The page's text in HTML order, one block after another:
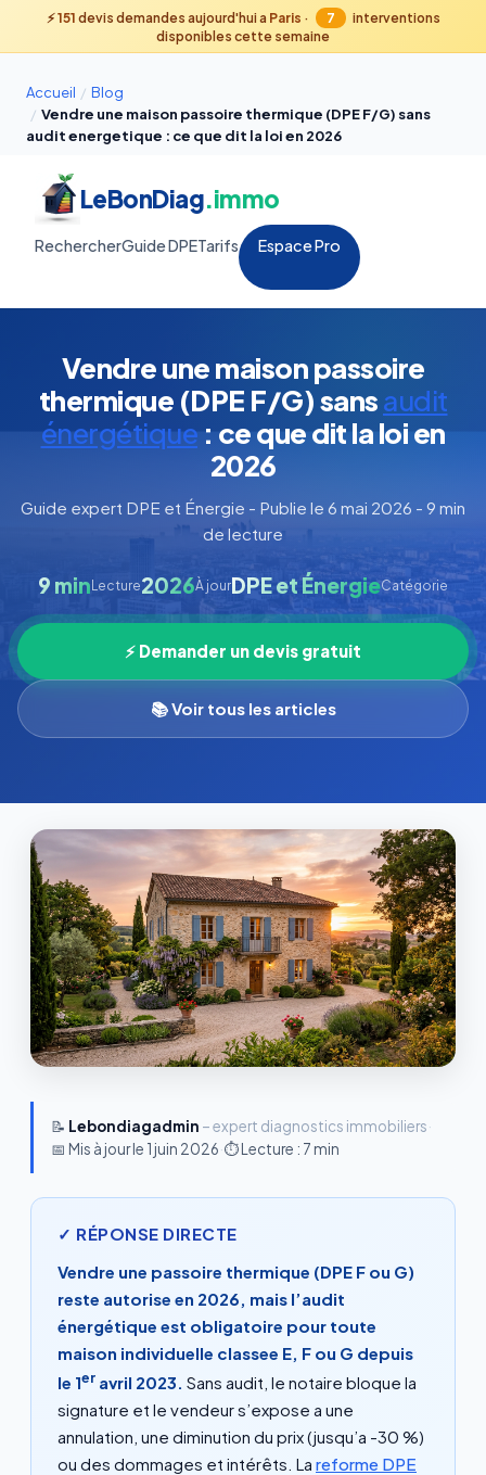
⚡151 devis demandes aujourd'hui a Paris · 7
interventions
disponibles cette semaine
Accueil / Blog
/ Vendre une maison passoire thermique (DPE F/G) sans
audit energetique : ce que dit la loi en 2026
LeBonDiag.immo
RechercherGuide DPETarifs Espace Pro
Vendre une maison passoire
thermique (DPE F/G) sansaudit
énergétique: ce que dit la loi en
2026
Guide expert DPE et Énergie - Publie le 6 mai 2026 - 9 min
de lecture
9 minLecture2026À jourDPE et ÉnergieCatégorie
⚡ Demander un devis gratuit
📚 Voir tous les articles
📝 Lebondiagadmin – expert diagnostics immobiliers·
📅 Mis à jour le 1 juin 2026·⏱ Lecture : 7 min
✓ RÉPONSE DIRECTE
Vendre une passoire thermique (DPE F ou G)
reste autorise en 2026, mais l’audit
énergétique est obligatoire pour toute
maison individuelle classee E, F ou G depuis
le 1er avril 2023. Sans audit, le notaire bloque la
signature et le vendeur s’expose a une
annulation, une diminution du prix (jusqu’a -30 %)
ou des dommages et intérêts. La reforme DPE